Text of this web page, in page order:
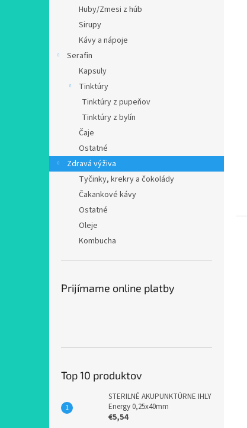
Huby/Zmesi z húb
Sirupy
Kávy a nápoje
Serafin
Kapsuly
Tinktúry
Tinktúry z pupeňov
Tinktúry z bylín
Čaje
Ostatné
Zdravá výživa
Tyčinky, krekry a čokolády
Čakankové kávy
Ostatné
Oleje
Kombucha
Prijímame online platby
Top 10 produktov
STERILNÉ AKUPUNKTÚRNE IHLY
Energy 0,25x40mm
€5,54